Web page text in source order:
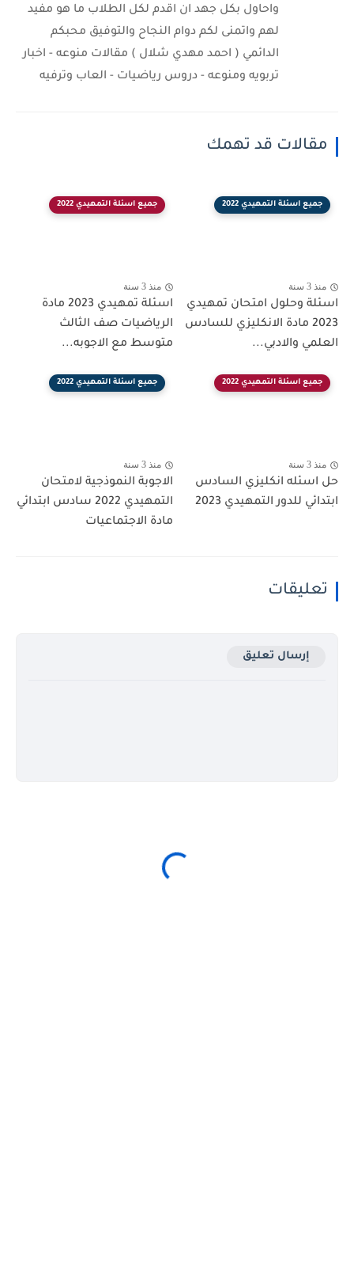
واحاول بكل جهد ان اقدم لكل الطلاب ما هو مفيد
لهم واتمنى لكم دوام النجاح والتوفيق محبكم
الدائمي ( احمد مهدي شلال ) مقالات منوعه - اخبار
تربويه ومنوعه - دروس رياضيات - العاب وترفيه
مقالات قد تهمك
جميع اسئلة التمهيدي 2022
منذ 3 سنة
اسئلة وحلول امتحان تمهيدي
2023 مادة الانكليزي للسادس
العلمي والادبي...
جميع اسئلة التمهيدي 2022
منذ 3 سنة
اسئلة تمهيدي 2023 مادة
الرياضيات صف الثالث
متوسط مع الاجوبه...
جميع اسئلة التمهيدي 2022
منذ 3 سنة
حل اسئله انكليزي السادس
ابتدائي للدور التمهيدي 2023
جميع اسئلة التمهيدي 2022
منذ 3 سنة
الاجوبة النموذجية لامتحان
التمهيدي 2022 سادس ابتدائي
مادة الاجتماعيات
تعليقات
إرسال تعليق